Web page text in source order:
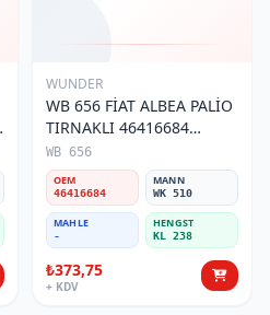
WUNDER
WB 656 FİAT ALBEA PALİO
TIRNAKLI 46416684
Yakıt/Benzin Filtresi
WB 656
OEM
46416684
MANN
WK 510
MAHLE
-
HENGST
KL 238
₺373,75
+ KDV